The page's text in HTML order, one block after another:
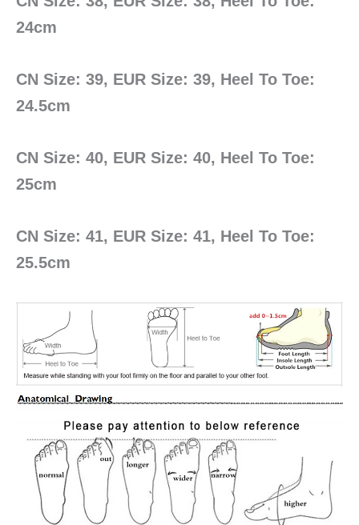
24cm
CN Size: 39, EUR Size: 39, Heel To Toe:
24.5cm
CN Size: 40, EUR Size: 40, Heel To Toe:
25cm
CN Size: 41, EUR Size: 41, Heel To Toe:
25.5cm